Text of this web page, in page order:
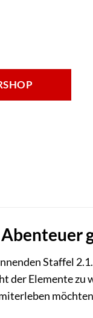
Abenteuer
Staffel
Elemente zu